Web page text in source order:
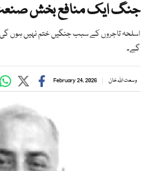
جنگ ایک منافع بخش
اسلحہ تاجروں کے سبب جنگیں ختم نہیں ہوں گی
گے۔
وسعت اللہ خان February 24, 2026